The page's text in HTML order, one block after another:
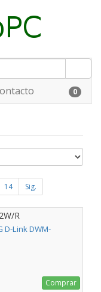
0
14 Sig.
R
D-Link DWM-
Comprar